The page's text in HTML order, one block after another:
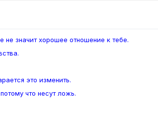
значит хорошее отношение к тебе.
это изменить.
что несут ложь.